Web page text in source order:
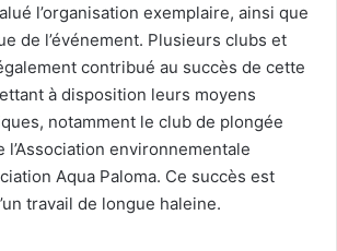
l’organisation exemplaire, ainsi que
de l’événement. Plusieurs clubs et
contribué au succès de cette
à disposition leurs moyens
notamment le club de plongée
l’Association environnementale
Aqua Paloma. Ce succès est
travail de longue haleine.